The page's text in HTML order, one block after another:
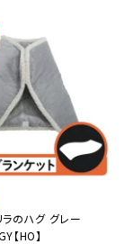
のハグ グレー
【HO】